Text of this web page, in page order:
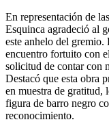
En representación de
Esquinca agradeció al
este anhelo del
encuentro fortuito con
solicitud de contar con
Destacó que esta obra
en muestra de gratitud,
figura de barro negro
reconocimiento.